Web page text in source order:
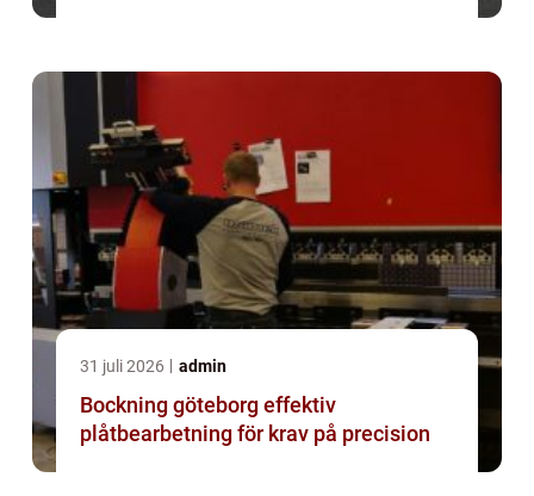
31 juli 2026 admin
Bockning göteborg effektiv
plåtbearbetning för krav på precision